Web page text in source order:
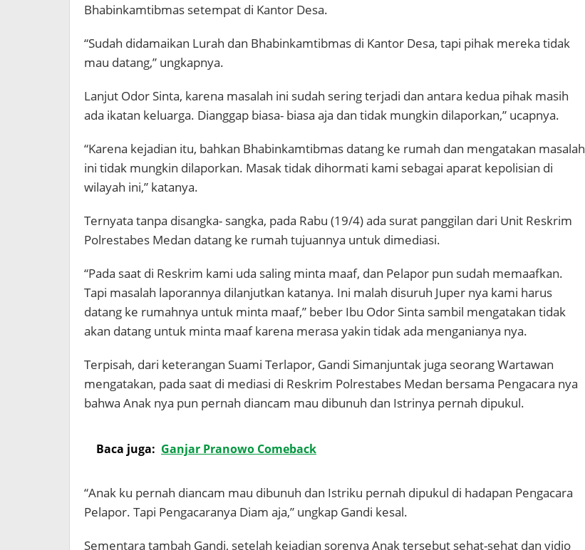
Bhabinkamtibmas setempat di Kantor Desa.
“Sudah didamaikan Lurah dan Bhabinkamtibmas di Kantor Desa, tapi pihak mereka tidak
mau datang,” ungkapnya.
Lanjut Odor Sinta, karena masalah ini sudah sering terjadi dan antara kedua pihak masih
ada ikatan keluarga. Dianggap biasa- biasa aja dan tidak mungkin dilaporkan,” ucapnya.
“Karena kejadian itu, bahkan Bhabinkamtibmas datang ke rumah dan mengatakan masalah
ini tidak mungkin dilaporkan. Masak tidak dihormati kami sebagai aparat kepolisian di
wilayah ini,” katanya.
Ternyata tanpa disangka- sangka, pada Rabu (19/4) ada surat panggilan dari Unit Reskrim
Polrestabes Medan datang ke rumah tujuannya untuk dimediasi.
“Pada saat di Reskrim kami uda saling minta maaf, dan Pelapor pun sudah memaafkan.
Tapi masalah laporannya dilanjutkan katanya. Ini malah disuruh Juper nya kami harus
datang ke rumahnya untuk minta maaf,” beber Ibu Odor Sinta sambil mengatakan tidak
akan datang untuk minta maaf karena merasa yakin tidak ada menganianya nya.
Terpisah, dari keterangan Suami Terlapor, Gandi Simanjuntak juga seorang Wartawan
mengatakan, pada saat di mediasi di Reskrim Polrestabes Medan bersama Pengacara nya
bahwa Anak nya pun pernah diancam mau dibunuh dan Istrinya pernah dipukul.
Baca juga: Ganjar Pranowo Comeback
“Anak ku pernah diancam mau dibunuh dan Istriku pernah dipukul di hadapan Pengacara
Pelapor. Tapi Pengacaranya Diam aja,” ungkap Gandi kesal.
Sementara tambah Gandi, setelah kejadian sorenya Anak tersebut sehat-sehat dan vidio